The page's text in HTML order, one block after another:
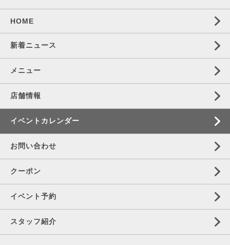
HOME
新着ニュース
メニュー
店舗情報
イベントカレンダー
お問い合わせ
クーポン
イベント予約
スタッフ紹介